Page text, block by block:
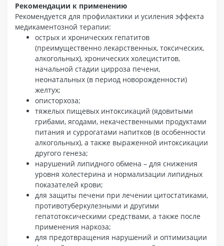
Рекомендации к применению
Рекомендуется для профилактики и усиления эффекта
медикаментозной терапии:
острых и хронических гепатитов
(преимущественно лекарственных, токсических,
алкогольных), хронических холециститов,
начальной стадии цирроза печени,
неонатальных (в период новорожденности)
желтух;
описторхоза;
тяжелых пищевых интоксикаций (ядовитыми
грибами, ягодами, некачественными продуктами
питания и суррогатами напитков (в особенности
алкогольных), а также выраженной интоксикации
другого генеза;
нарушений липидного обмена – для снижения
уровня холестерина и нормализации липидных
показателей крови;
для защиты печени при лечении цитостатиками,
противотуберкулезными и другими
гепатотоксическими средствами, а также после
применения наркоза;
для предотвращения нарушений и оптимизации